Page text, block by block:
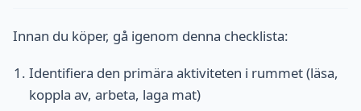
Innan du köper, gå igenom denna checklista:
Identifiera den primära aktiviteten i rummet (läsa,
koppla av, arbeta, laga mat)